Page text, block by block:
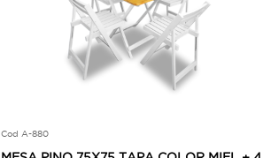
Cod A-880